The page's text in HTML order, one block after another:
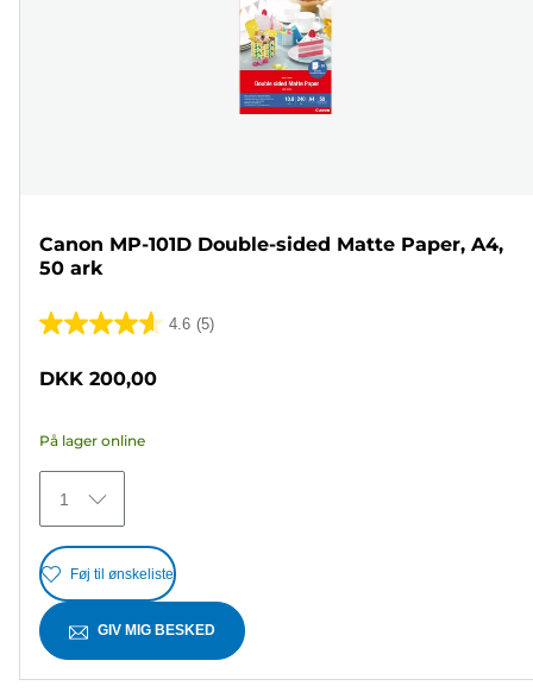
Canon MP-101D Double-sided Matte Paper, A4,
50 ark
4.6 (5)
4.6
af
stjerner.
5
anmeldelser
DKK 200,00
På lager online
1
Føj til ønskeliste
GIV MIG BESKED